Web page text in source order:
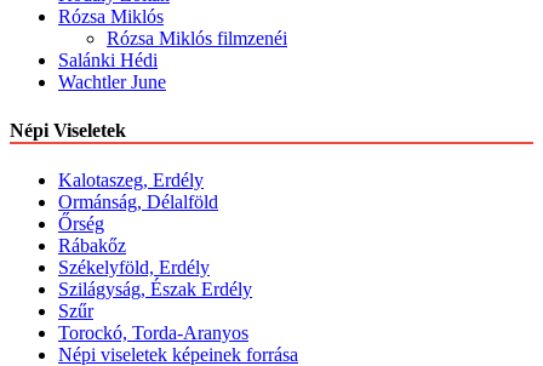
Rózsa Miklós
Rózsa Miklós filmzenéi
Salánki Hédi
Wachtler June
Népi Viseletek
Kalotaszeg, Erdély
Ormánság, Délalföld
Őrség
Rábakőz
Székelyföld, Erdély
Szilágyság, Észak Erdély
Szűr
Torockó, Torda-Aranyos
Népi viseletek képeinek forrása